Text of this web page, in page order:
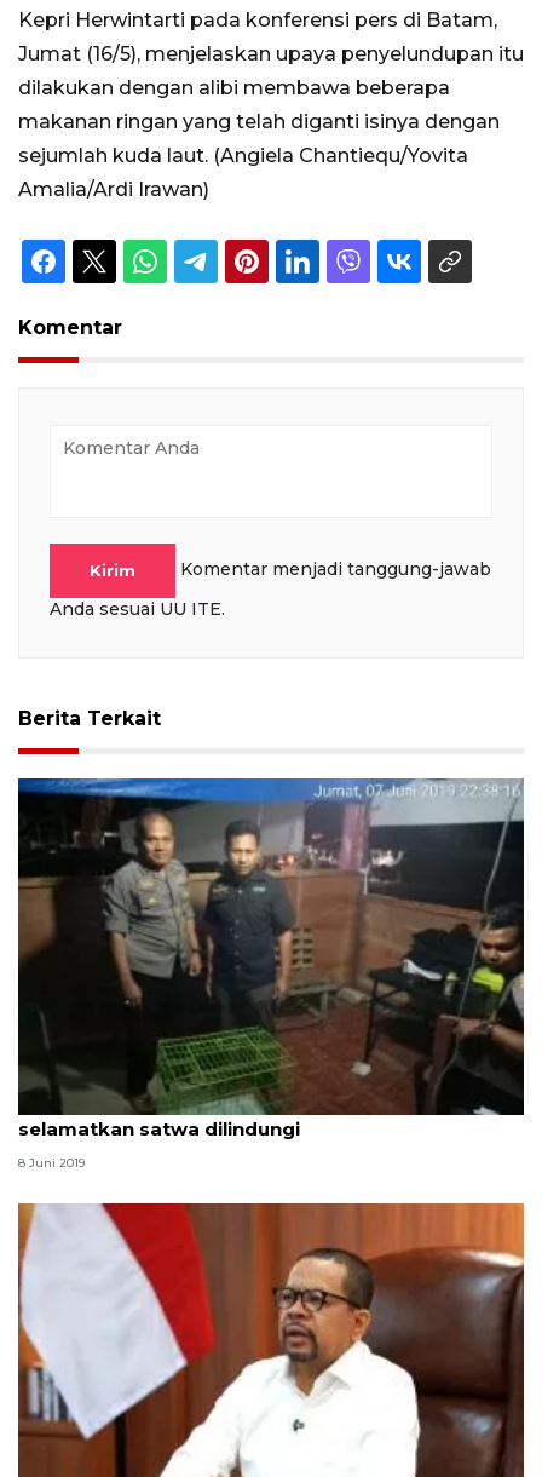
Kepri Herwintarti pada konferensi pers di Batam,
Jumat (16/5), menjelaskan upaya penyelundupan itu
dilakukan dengan alibi membawa beberapa
makanan ringan yang telah diganti isinya dengan
sejumlah kuda laut. (Angiela Chantiequ/Yovita
Amalia/Ardi Irawan)
Komentar
Kirim
Komentar menjadi tanggung-jawab
Anda sesuai UU ITE.
Berita Terkait
Petugas pengamanan Lebaran di Agam
selamatkan satwa dilindungi
8 Juni 2019